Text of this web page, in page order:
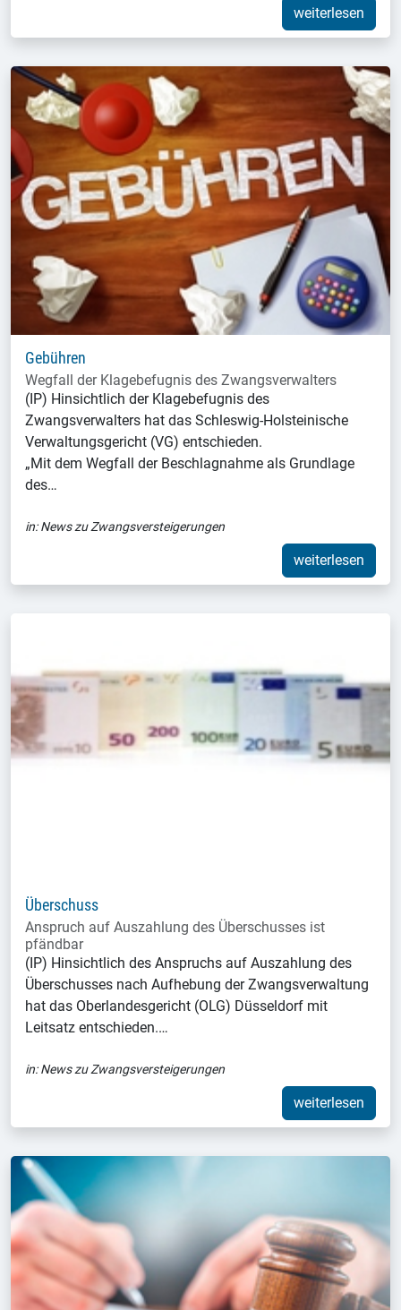
weiterlesen
Gebühren
Wegfall der Klagebefugnis des Zwangsverwalters
(IP) Hinsichtlich der Klagebefugnis des
Zwangsverwalters hat das Schleswig-Holsteinische
Verwaltungsgericht (VG) entschieden.
„Mit dem Wegfall der Beschlagnahme als Grundlage
des…
in:News zu Zwangsversteigerungen
weiterlesen
Überschuss
Anspruch auf Auszahlung des Überschusses ist
pfändbar
(IP) Hinsichtlich des Anspruchs auf Auszahlung des
Überschusses nach Aufhebung der Zwangsverwaltung
hat das Oberlandesgericht (OLG) Düsseldorf mit
Leitsatz entschieden.…
in:News zu Zwangsversteigerungen
weiterlesen